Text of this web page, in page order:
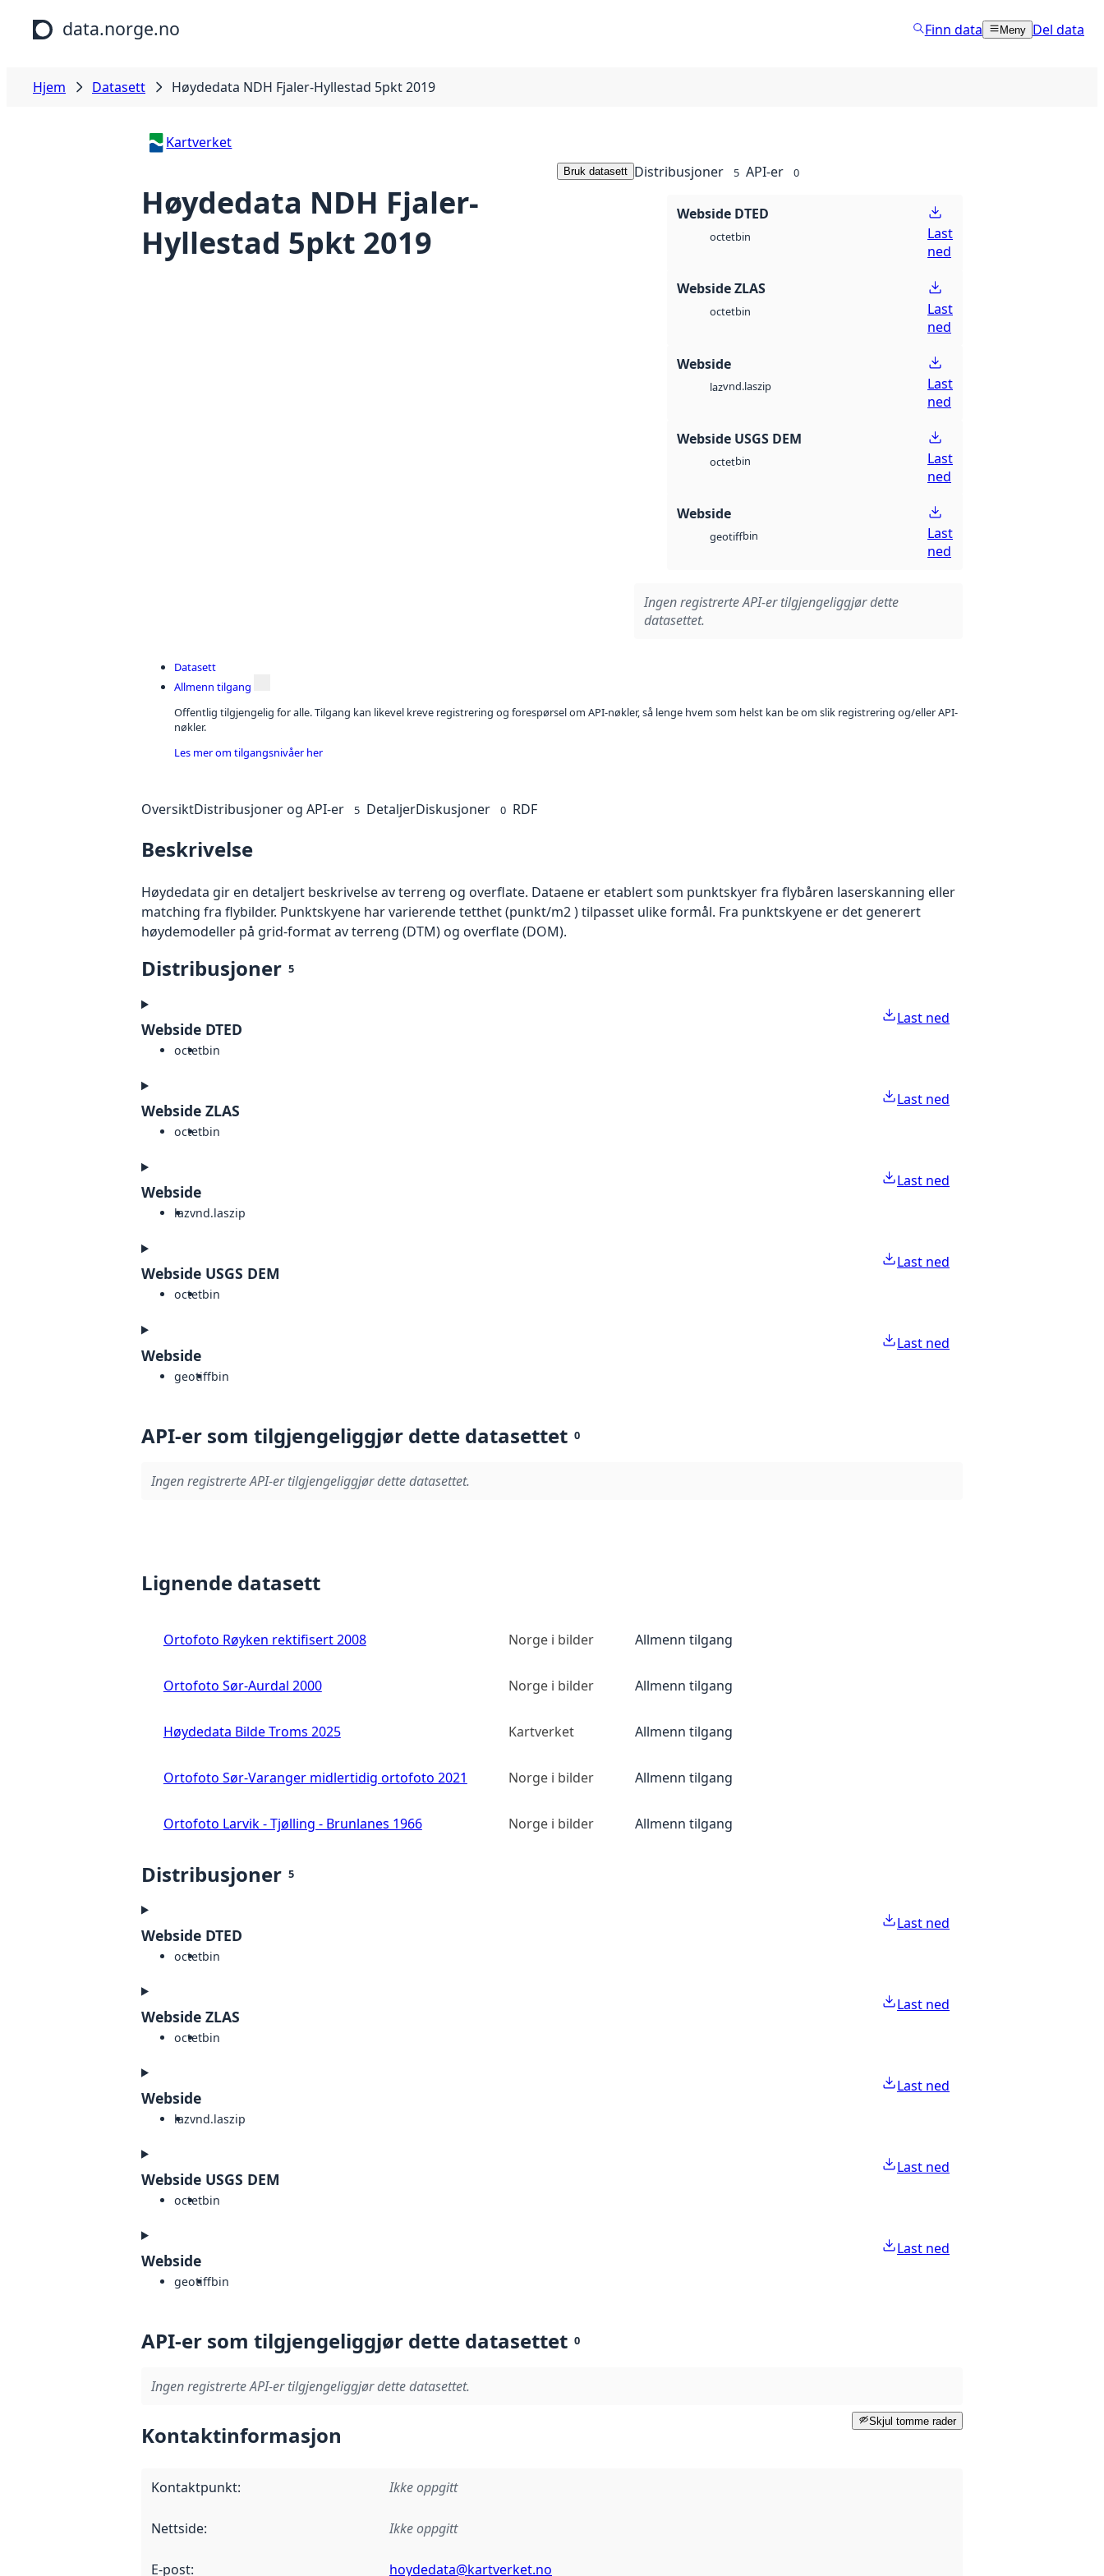
Hopp til hovedinnhold
data.norge.no Finn data Meny Del data
Hjem Datasett Høydedata NDH Fjaler-Hyllestad 5pkt 2019
Kartverket
Høydedata NDH Fjaler-
Hyllestad 5pkt 2019
Bruk datasett Distribusjoner 5 API-er 0
Webside DTED
octetbin
Last
ned
Webside ZLAS
octetbin
Last
ned
Webside
lazvnd.laszip
Last
ned
Webside USGS DEM
octetbin
Last
ned
Webside
geotiffbin
Last
ned
Ingen registrerte API-er tilgjengeliggjør dette
datasettet.
Datasett
Allmenn tilgang
Offentlig tilgjengelig for alle. Tilgang kan likevel kreve registrering og forespørsel om API-nøkler, så lenge hvem som helst kan be om slik registrering og/eller API-
nøkler.
Les mer om tilgangsnivåer her
OversiktDistribusjoner og API-er 5 DetaljerDiskusjoner 0 RDF
Beskrivelse
Høydedata gir en detaljert beskrivelse av terreng og overflate. Dataene er etablert som punktskyer fra flybåren laserskanning eller
matching fra flybilder. Punktskyene har varierende tetthet (punkt/m2 ) tilpasset ulike formål. Fra punktskyene er det generert
høydemodeller på grid-format av terreng (DTM) og overflate (DOM).
Distribusjoner 5
Webside DTED
octetbin
Last ned
Webside ZLAS
octetbin
Last ned
Webside
lazvnd.laszip
Last ned
Webside USGS DEM
octetbin
Last ned
Webside
geotiffbin
Last ned
API-er som tilgjengeliggjør dette datasettet 0
Ingen registrerte API-er tilgjengeliggjør dette datasettet.
Lignende datasett
Ortofoto Røyken rektifisert 2008 Norge i bilder Allmenn tilgang
Ortofoto Sør-Aurdal 2000 Norge i bilder Allmenn tilgang
Høydedata Bilde Troms 2025 Kartverket Allmenn tilgang
Ortofoto Sør-Varanger midlertidig ortofoto 2021 Norge i bilder Allmenn tilgang
Ortofoto Larvik - Tjølling - Brunlanes 1966 Norge i bilder Allmenn tilgang
Distribusjoner 5
Webside DTED
octetbin
Last ned
Webside ZLAS
octetbin
Last ned
Webside
lazvnd.laszip
Last ned
Webside USGS DEM
octetbin
Last ned
Webside
geotiffbin
Last ned
API-er som tilgjengeliggjør dette datasettet 0
Ingen registrerte API-er tilgjengeliggjør dette datasettet.
Skjul tomme rader
Kontaktinformasjon
Kontaktpunkt: Ikke oppgitt
Nettside: Ikke oppgitt
E-post: hoydedata@kartverket.no